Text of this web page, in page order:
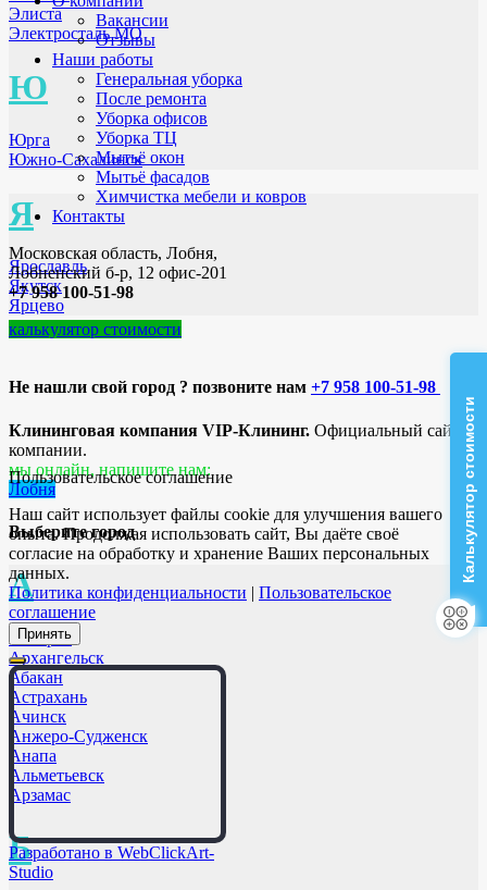
Элиста
Электросталь МО
Ю
Юрга
Южно-Сахалинск
Я
Ярославль
Якутск
Ярцево
Не нашли свой город ? позвоните нам +7 958 100-51-98
Клининговая компания VIP-Клининг. Официальный сайт
компании.
мы онлайн, напишите нам:
Лобня
Выберите город
А
Ангарск
Архангельск
Абакан
Астрахань
Ачинск
Анжеро-Судженск
Анапа
Альметьевск
Арзамас
Б
Вакансии
Отзывы
Наши работы
Генеральная уборка
После ремонта
Уборка офисов
Уборка ТЦ
Мытьё окон
Мытьё фасадов
Химчистка мебели и ковров
Контакты
Московская область, Лобня,
Лобненский б-р, 12 офис-201
+7 958 100-51-98
калькулятор стоимости
Пользовательское соглашение
Наш сайт использует файлы cookie для улучшения вашего
опыта. Продолжая использовать сайт, Вы даёте своё
согласие на обработку и хранение Ваших персональных
данных.
Политика конфиденциальности | Пользовательское
соглашение
Принять
Разработано в WebClickArt-
Studio
Калькулятор стоимости